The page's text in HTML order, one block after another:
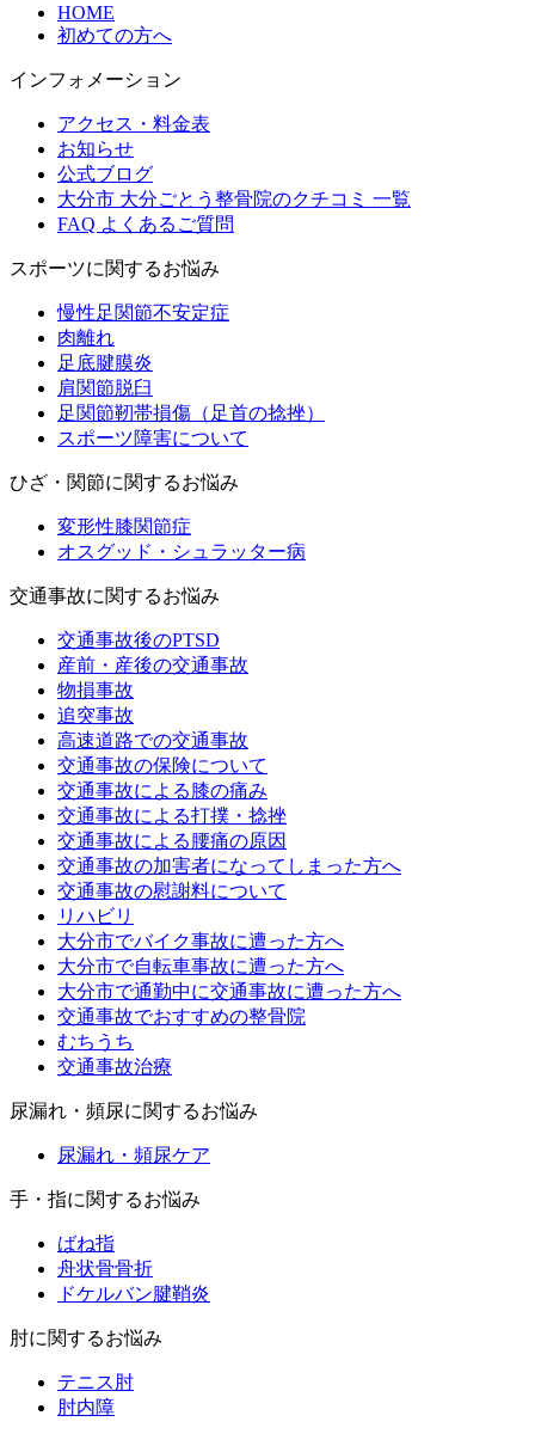
HOME
初めての方へ
インフォメーション
アクセス・料金表
お知らせ
公式ブログ
大分市 大分ごとう整骨院のクチコミ 一覧
FAQ よくあるご質問
スポーツに関するお悩み
慢性足関節不安定症
肉離れ
足底腱膜炎
肩関節脱臼
足関節靭帯損傷（足首の捻挫）
スポーツ障害について
ひざ・関節に関するお悩み
変形性膝関節症
オスグッド・シュラッター病
交通事故に関するお悩み
交通事故後のPTSD
産前・産後の交通事故
物損事故
追突事故
高速道路での交通事故
交通事故の保険について
交通事故による膝の痛み
交通事故による打撲・捻挫
交通事故による腰痛の原因
交通事故の加害者になってしまった方へ
交通事故の慰謝料について
リハビリ
大分市でバイク事故に遭った方へ
大分市で自転車事故に遭った方へ
大分市で通勤中に交通事故に遭った方へ
交通事故でおすすめの整骨院
むちうち
交通事故治療
尿漏れ・頻尿に関するお悩み
尿漏れ・頻尿ケア
手・指に関するお悩み
ばね指
舟状骨骨折
ドケルバン腱鞘炎
肘に関するお悩み
テニス肘
肘内障